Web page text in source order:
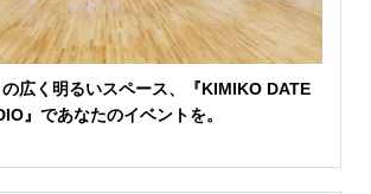
広く明るいスペース、『KIMIKO DATE
』であなたのイベントを。